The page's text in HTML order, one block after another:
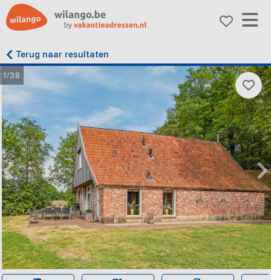
Terug naar resultaten
1/38